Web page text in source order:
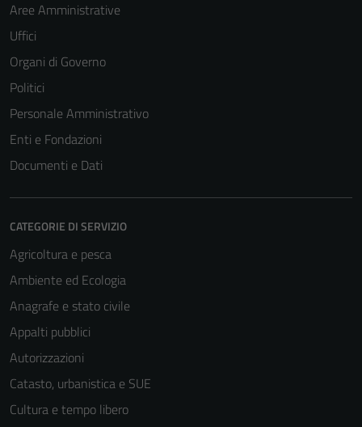
Aree Amministrative
Uffici
Organi di Governo
Politici
Personale Amministrativo
Enti e Fondazioni
Documenti e Dati
CATEGORIE DI SERVIZIO
Agricoltura e pesca
Ambiente ed Ecologia
Anagrafe e stato civile
Appalti pubblici
Autorizzazioni
Catasto, urbanistica e SUE
Cultura e tempo libero